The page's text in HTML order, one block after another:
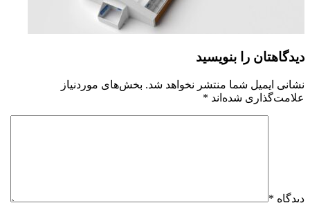
دیدگاهتان را بنویسید
نشانی ایمیل شما منتشر نخواهد شد. بخش‌های موردنیاز
علامت‌گذاری شده‌اند *
دیدگاه *